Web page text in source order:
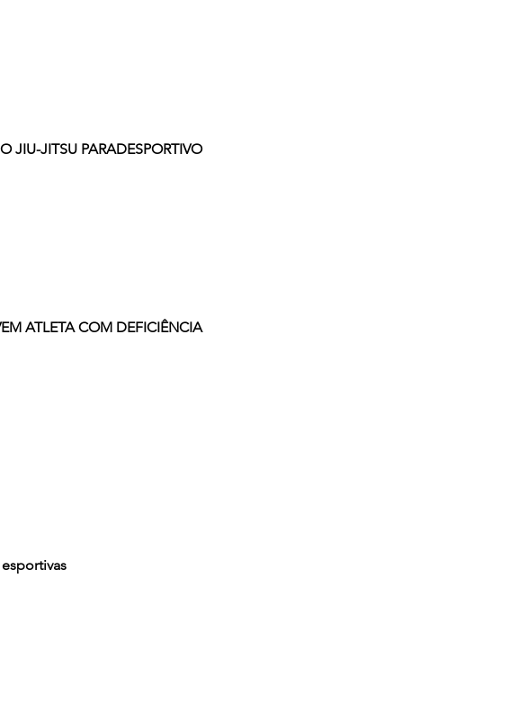
JIU-JITSU PARADESPORTIVO
ATLETA COM DEFICIÊNCIA